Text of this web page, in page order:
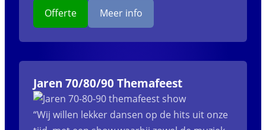
Offerte Meer info
Jaren 70/80/90 Themafeest
“Wij willen lekker dansen op de hits uit onze